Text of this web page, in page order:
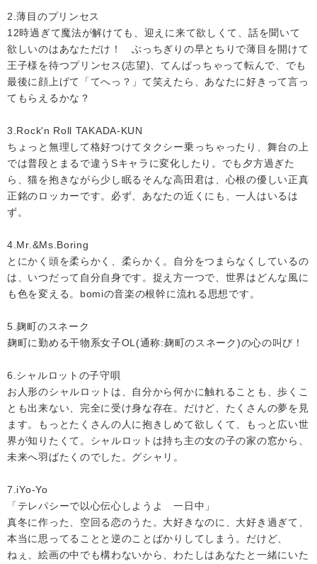
2.薄目のプリンセス
12時過ぎて魔法が解けても、迎えに来て欲しくて、話を聞いて
欲しいのはあなただけ！ ぶっちぎりの早とちりで薄目を開けて
王子様を待つプリンセス(志望)、てんぱっちゃって転んで、でも
最後に顔上げて「てへっ？」て笑えたら、あなたに好きって言っ
てもらえるかな？
3.Rock'n Roll TAKADA-KUN
ちょっと無理して格好つけてタクシー乗っちゃったり、舞台の上
では普段とまるで違うSキャラに変化したり。でも夕方過ぎた
ら、猫を抱きながら少し眠るそんな高田君は、心根の優しい正真
正銘のロッカーです。必ず、あなたの近くにも、一人はいるは
ず。
4.Mr.&Ms.Boring
とにかく頭を柔らかく、柔らかく。自分をつまらなくしているの
は、いつだって自分自身です。捉え方一つで、世界はどんな風に
も色を変える。bomiの音楽の根幹に流れる思想です。
5.麹町のスネーク
麹町に勤める干物系女子OL(通称:麹町のスネーク)の心の叫び！
6.シャルロットの子守唄
お人形のシャルロットは、自分から何かに触れることも、歩くこ
とも出来ない、完全に受け身な存在。だけど、たくさんの夢を見
ます。もっとたくさんの人に抱きしめて欲しくて、もっと広い世
界が知りたくて。シャルロットは持ち主の女の子の家の窓から、
未来へ羽ばたくのでした。グシャリ。
7.iYo-Yo
「テレパシーで以心伝心しようよ 一日中」
真冬に作った、空回る恋のうた。大好きなのに、大好き過ぎて、
本当に思ってることと逆のことばかりしてしまう。だけど、
ねぇ、絵画の中でも構わないから、わたしはあなたと一緒にいた